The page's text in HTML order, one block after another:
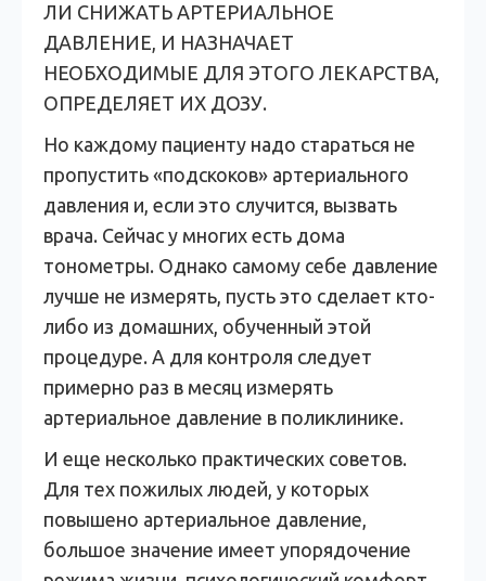
ЛИ СНИЖАТЬ АРТЕРИАЛЬНОЕ
ДАВЛЕНИЕ, И НАЗНАЧАЕТ
НЕОБХОДИМЫЕ ДЛЯ ЭТОГО ЛЕКАРСТВА,
ОПРЕДЕЛЯЕТ ИХ ДОЗУ.
Но каждому пациенту надо стараться не
пропустить «подскоков» артериального
давления и, если это случится, вызвать
врача. Сейчас у многих есть дома
тонометры. Однако самому себе давление
лучше не измерять, пусть это сделает кто-
либо из домашних, обученный этой
процедуре. А для контроля следует
примерно раз в месяц измерять
артериальное давление в поликлинике.
И еще несколько практических советов.
Для тех пожилых людей, у которых
повышено артериальное давление,
большое значение имеет упорядочение